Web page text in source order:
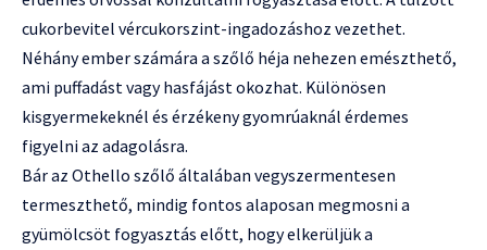
cukorbevitel vércukorszint-ingadozáshoz vezethet.
Néhány ember számára a szőlő héja nehezen emészthető,
ami puffadást vagy hasfájást okozhat. Különösen
kisgyermekeknél és érzékeny gyomrúaknál érdemes
figyelni az adagolásra.
Bár az Othello szőlő általában vegyszermentesen
termeszthető, mindig fontos alaposan megmosni a
gyümölcsöt fogyasztás előtt, hogy elkerüljük a